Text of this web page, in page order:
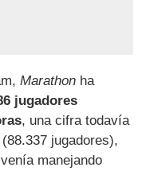
Marathon ha
jugadores
, una cifra todavía
jugadores),
manejando